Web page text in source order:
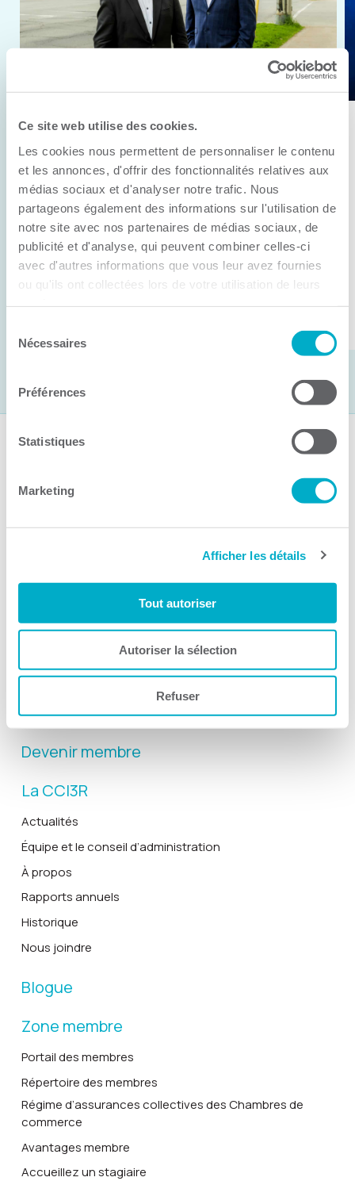
Ce site web utilise des cookies.
Les cookies nous permettent de personnaliser le contenu
et les annonces, d'offrir des fonctionnalités relatives aux
médias sociaux et d'analyser notre trafic. Nous
partageons également des informations sur l'utilisation de
notre site avec nos partenaires de médias sociaux, de
publicité et d'analyse, qui peuvent combiner celles-ci
avec d'autres informations que vous leur avez fournies
ou qu'ils ont collectées lors de votre utilisation de leurs
Nécessaires
Préférences
Statistiques
Marketing
Afficher les détails
Tout autoriser
Autoriser la sélection
Refuser
11 juin 2026
Anick Métivier devient le nouveau
président de la CCI3R
C’est lors de son assemblée générale annuelle
tenue hier que la Chambre de commerce et
d’industries de ...
Lire la suite
Suivez-nous
Activités
Gala Radisson
Solutions TI
Devenir membre
La CCI3R
Actualités
Équipe et le conseil d’administration
À propos
Rapports annuels
Historique
Nous joindre
Blogue
Zone membre
Portail des membres
Répertoire des membres
Régime d’assurances collectives des Chambres de
commerce
Avantages membre
Accueillez un stagiaire